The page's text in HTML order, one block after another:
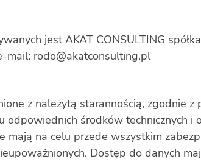
jest AKAT CONSULTING
mail: rodo@akatconsulting.pl
z należytą starannością, zgodnie
środków technicznych i
na celu przede wszystkim
Dostęp do danych